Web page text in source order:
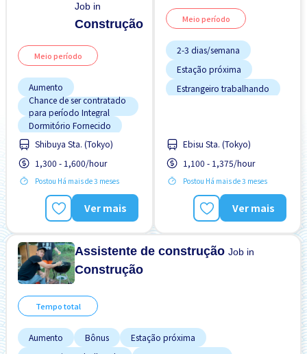
Job in
Construção
Meio período
Aumento
Chance de ser contratado
para período Integral
Dormitório Fornecido
Estação próxima
Estacionamento de
bicicleta
Estacionamento de carro
Estrangeiro trabalhando
FDS & FER desligado
Alto
Shibuya Sta. (Tokyo)
1,300 - 1,600/hour
Postou Há mais de 3 meses
Ver mais
Meio período
2-3 dias/semana
Estação próxima
Estrangeiro trabalhando
Preferência por Visto de
Refeições Fornecidas
Sem experiência OK
Transporte pago
Ebisu Sta. (Tokyo)
1,100 - 1,375/hour
Postou Há mais de 3 meses
Ver mais
Assistente de construçãoJob in
Construção
Tempo total
Aumento Bônus
Estação próxima